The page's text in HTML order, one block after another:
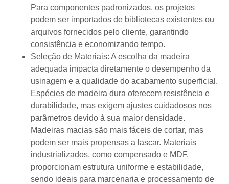
Para componentes padronizados, os projetos
podem ser importados de bibliotecas existentes ou
arquivos fornecidos pelo cliente, garantindo
consistência e economizando tempo.
Seleção de Materiais: A escolha da madeira
adequada impacta diretamente o desempenho da
usinagem e a qualidade do acabamento superficial.
Espécies de madeira dura oferecem resistência e
durabilidade, mas exigem ajustes cuidadosos nos
parâmetros devido à sua maior densidade.
Madeiras macias são mais fáceis de cortar, mas
podem ser mais propensas a lascar. Materiais
industrializados, como compensado e MDF,
proporcionam estrutura uniforme e estabilidade,
sendo ideais para marcenaria e processamento de